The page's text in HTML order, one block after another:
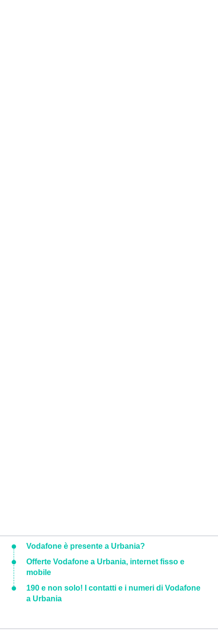
Vodafone è presente a Urbania?
Offerte Vodafone a Urbania, internet fisso e
mobile
190 e non solo! I contatti e i numeri di Vodafone
a Urbania